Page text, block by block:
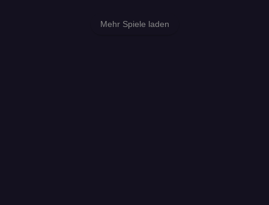
Mehr Spiele laden